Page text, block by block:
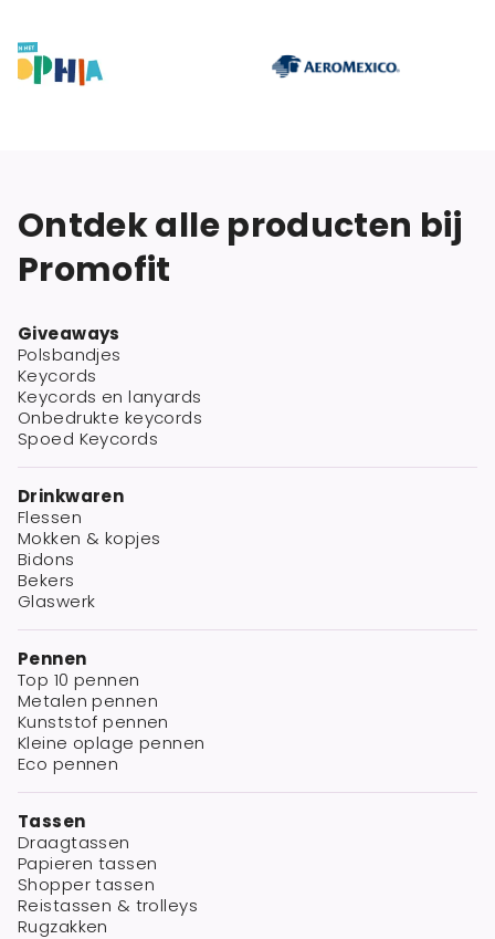
Ontdek alle producten bij
Promofit
Giveaways
Polsbandjes
Keycords
Keycords en lanyards
Onbedrukte keycords
Spoed Keycords
Drinkwaren
Flessen
Mokken & kopjes
Bidons
Bekers
Glaswerk
Pennen
Top 10 pennen
Metalen pennen
Kunststof pennen
Kleine oplage pennen
Eco pennen
Tassen
Draagtassen
Papieren tassen
Shopper tassen
Reistassen & trolleys
Rugzakken